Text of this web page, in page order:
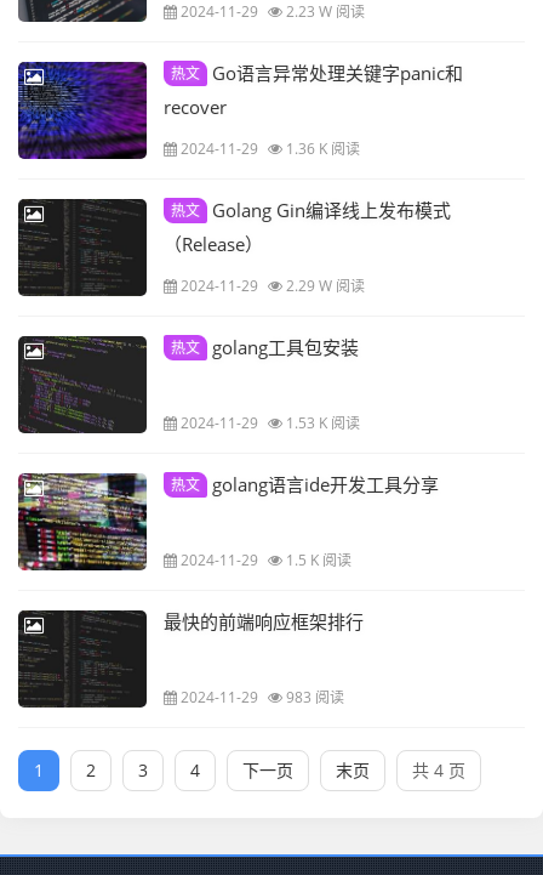
2024-11-29 2.23 W 阅读
热文
Go语言异常处理关键字panic和
recover
2024-11-29 1.36 K 阅读
热文
Golang Gin编译线上发布模式
（Release）
2024-11-29 2.29 W 阅读
热文 golang工具包安装
2024-11-29 1.53 K 阅读
热文 golang语言ide开发工具分享
2024-11-29 1.5 K 阅读
最快的前端响应框架排行
2024-11-29 983 阅读
1 2 3 4 下一页 末页 共 4 页